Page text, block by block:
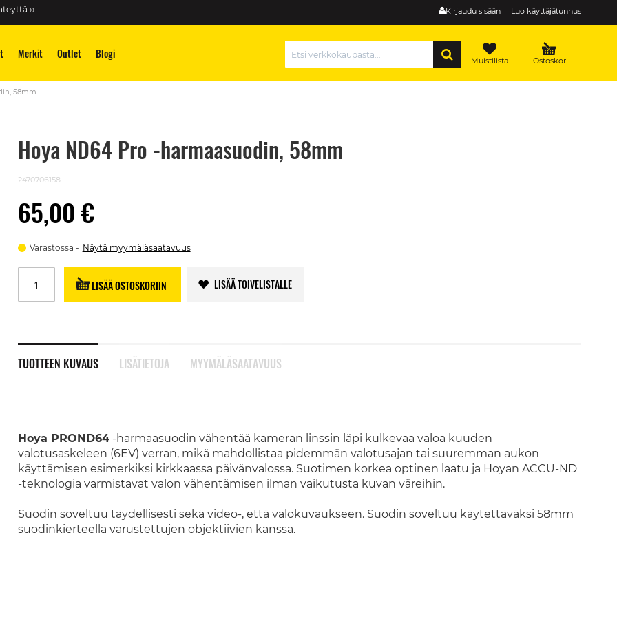
Kirjaudu sisään Luo käyttäjätunnus
››
Merkit Outlet Blogi Ostoskori
Muistilista
58mm
Hoya ND64 Pro -harmaasuodin, 58mm
2470706158
65,00 €
Varastossa Näytä myymäläsaatavuus
LISÄÄ OSTOSKORIIN LISÄÄ TOIVELISTALLE
TUOTTEEN KUVAUS
Hoya PROND64-harmaasuodin vähentää kameran linssin läpi kulkevaa valoa kuuden
valotusaskeleen (6EV) verran, mikä mahdollistaa pidemmän valotusajan tai suuremman aukon
käyttämisen esimerkiksi kirkkaassa päivänvalossa. Suotimen korkea optinen laatu ja Hoyan ACCU-ND
-teknologia varmistavat valon vähentämisen ilman vaikutusta kuvan väreihin.
Suodin soveltuu täydellisesti sekä video-, että valokuvaukseen. Suodin soveltuu käytettäväksi 58mm
suodinkierteellä varustettujen objektiivien kanssa.
LISÄTIETOJA MYYMÄLÄSAATAVUUS